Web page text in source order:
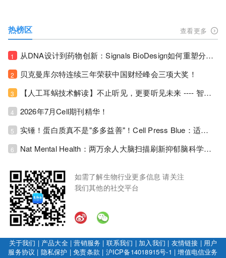
热榜区 查看更多
1 从DNA设计到药物创新：Signals BioDesign如何重塑分子生物学研发生态！
2 贝克曼库尔特连续三年荣获中国财经峰会三项大奖！
3 【人工耳蜗技术解读】不止听见，更要听见未来 ---- 智能耳蜗，开启人工耳蜗技术新纪元！
4 2026年7月Cell期刊精华！
5 实锤！蛋白质真不是"多多益善"！Cell Press Blue：适度限蛋白，反而拉长健康寿命！
6 Nat Mental Health：两万余人大脑扫描刷新抑郁脑科学认知！抑郁不只是情绪病，视觉、运动脑区同步受损！
如需了解生物行业更多信息 请关注
我们其他的社交平台
关于我们 | 产品大全|营销服务 | 联系我们 | 加入我们 | 友情链接 | 用户
服务协议 | 隐私保护 |免责条款 | 沪ICP备14018915号-1 |增值电信业务